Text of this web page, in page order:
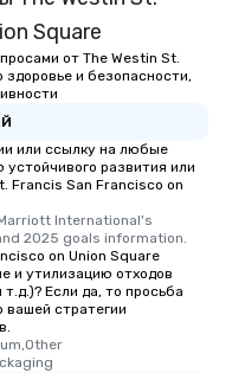
interactive
along the way
ensuring there is
several renowned
convenient outing,
discovered otherwise
at a typical corporate
a way to try some of
in the city and dive
Square
от The Westin St.
и безопасности,
или ссылку на любые
развития или
Francis San Francisco on
International's
2025 goals information.
on Union Square
и утилизацию отходов
Если да, то просьба
стратегии